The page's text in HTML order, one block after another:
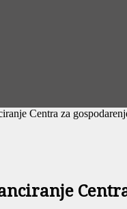
Centra za